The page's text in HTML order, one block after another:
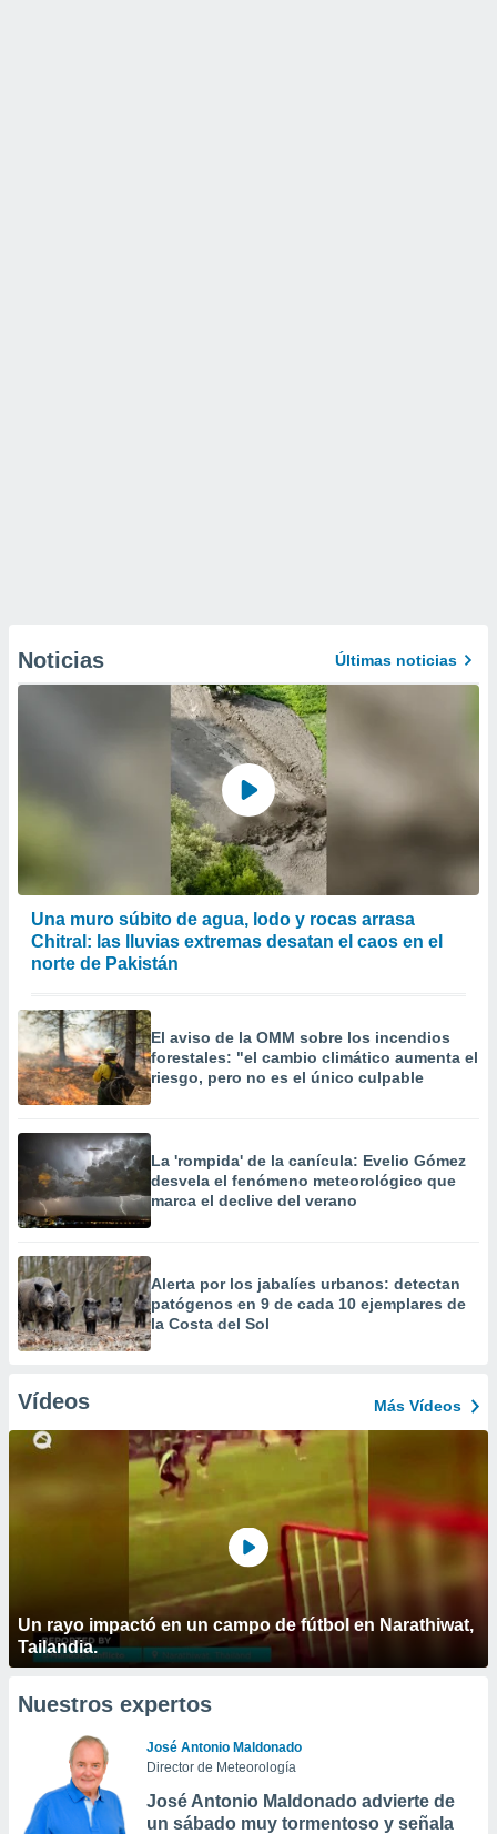
Noticias Últimas noticias
Una muro súbito de agua, lodo y rocas arrasa
Chitral: las lluvias extremas desatan el caos en el
norte de Pakistán
El aviso de la OMM sobre los incendios
forestales: "el cambio climático aumenta el
riesgo, pero no es el único culpable
La 'rompida' de la canícula: Evelio Gómez
desvela el fenómeno meteorológico que
marca el declive del verano
Alerta por los jabalíes urbanos: detectan
patógenos en 9 de cada 10 ejemplares de
la Costa del Sol
Vídeos Más Vídeos
Un rayo impactó en un campo de fútbol en Narathiwat,
Tailandia.
Nuestros expertos
José Antonio Maldonado
Director de Meteorología
José Antonio Maldonado advierte de
un sábado muy tormentoso y señala